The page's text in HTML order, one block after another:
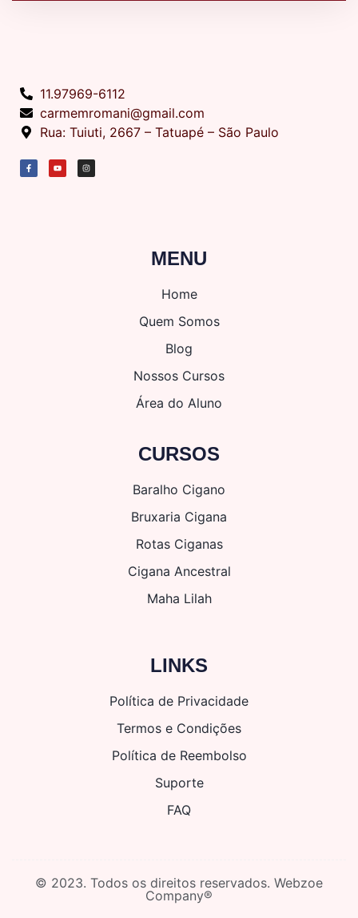
11.97969-6112
carmemromani@gmail.com
Rua: Tuiuti, 2667 – Tatuapé – São Paulo
MENU
Home
Quem Somos
Blog
Nossos Cursos
Área do Aluno
CURSOS
Baralho Cigano
Bruxaria Cigana
Rotas Ciganas
Cigana Ancestral
Maha Lilah
LINKS
Política de Privacidade
Termos e Condições
Política de Reembolso
Suporte
FAQ
© 2023. Todos os direitos reservados. Webzoe
Company®